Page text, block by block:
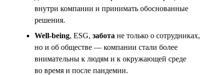
внутри компании и принимать обоснованные
решения.
Well-being, ESG, забота не только о сотрудниках,
но и об обществе — компании стали более
внимательны к людям и к окружающей среде
во время и после пандемии.